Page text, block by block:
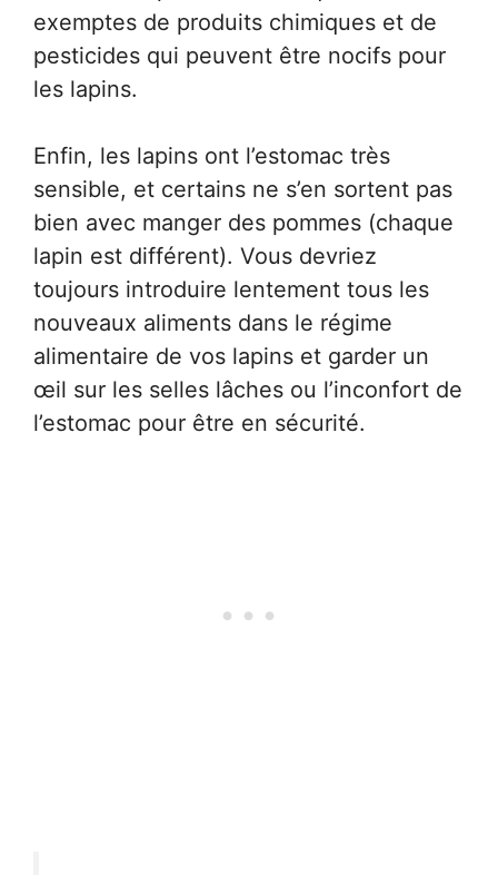
exemptes de produits chimiques et de
pesticides qui peuvent être nocifs pour
les lapins.
Enfin, les lapins ont l’estomac très
sensible, et certains ne s’en sortent pas
bien avec manger des pommes (chaque
lapin est différent). Vous devriez
toujours introduire lentement tous les
nouveaux aliments dans le régime
alimentaire de vos lapins et garder un
œil sur les selles lâches ou l’inconfort de
l’estomac pour être en sécurité.